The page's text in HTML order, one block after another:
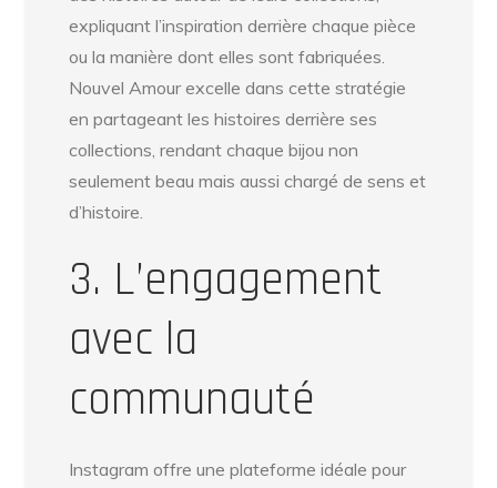
expliquant l’inspiration derrière chaque pièce
ou la manière dont elles sont fabriquées.
Nouvel Amour excelle dans cette stratégie
en partageant les histoires derrière ses
collections, rendant chaque bijou non
seulement beau mais aussi chargé de sens et
d’histoire.
3. L’engagement
avec la
communauté
Instagram offre une plateforme idéale pour